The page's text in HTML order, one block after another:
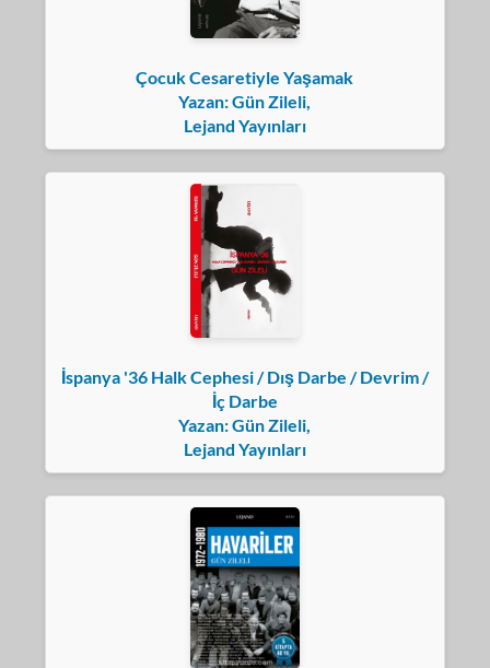
Çocuk Cesaretiyle Yaşamak
Yazan: Gün Zileli,
Lejand Yayınları
İspanya '36 Halk Cephesi / Dış Darbe / Devrim /
İç Darbe
Yazan: Gün Zileli,
Lejand Yayınları